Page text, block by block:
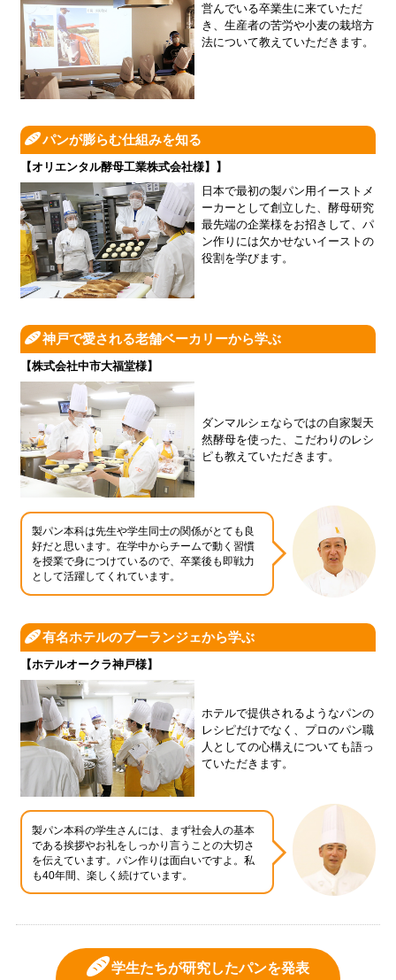
営んでいる卒業生に来ていただ
き、生産者の苦労や小麦の栽培方
法について教えていただきます。
パンが膨らむ仕組みを知る
【オリエンタル酵母工業株式会社様】】
日本で最初の製パン用イーストメ
ーカーとして創立した、酵母研究
最先端の企業様をお招きして、パ
ン作りには欠かせないイーストの
役割を学びます。
神戸で愛される老舗ベーカリーから学ぶ
【株式会社中市大福堂様】
ダンマルシェならではの自家製天
然酵母を使った、こだわりのレシ
ピも教えていただきます。
製パン本科は先生や学生同士の関係がとても良
好だと思います。在学中からチームで動く習慣
を授業で身につけているので、卒業後も即戦力
として活躍してくれています。
有名ホテルのブーランジェから学ぶ
【ホテルオークラ神戸様】
ホテルで提供されるようなパンの
レシピだけでなく、プロのパン職
人としての心構えについても語っ
ていただきます。
製パン本科の学生さんには、まず社会人の基本
である挨拶やお礼をしっかり言うことの大切さ
を伝えています。パン作りは面白いですよ。私
も40年間、楽しく続けています。
学生たちが研究したパンを発表